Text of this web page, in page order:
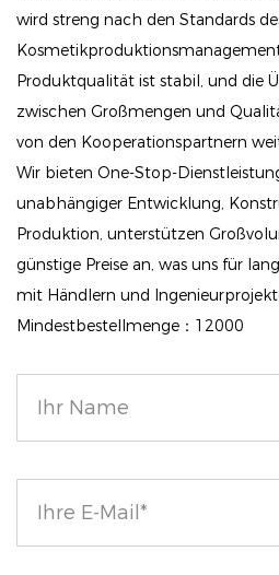
Trockenheit und begrüßen Sie
Komfort.
Leichte Textur: Die
für ein leichtes Gefühl,
ohne Schwere genießen
eignet sich perfekt für den
auftragen.
Vielseitige Ausführungen:
Vielzahl von Ausführungen,
klassischen cremigen Look,
Umfangreiche Farbpalette: Mit
wird streng nach den Standards
Produktqualität ist stabil, und die
zwischen Großmengen und
von den Kooperationspartnern
Wir bieten One-Stop-
unabhängiger Entwicklung,
Produktion, unterstützen
günstige Preise an, was uns für
mit Händlern und
Mindestbestellmenge：12000